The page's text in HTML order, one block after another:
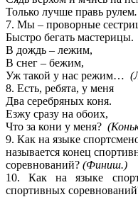
Только лучше правь рулем
7. Мы – проворные
Быстро бегать мастерицы.
В дождь – лежим,
В снег – бежим,
Уж такой у нас режим…
8. Есть, ребята, у меня
Два серебряных коня.
Езжу сразу на обоих,
Что за кони у меня?
9. Как на языке
называется конец
соревнований? (Финиш.)
10. Как на языке
спортивных